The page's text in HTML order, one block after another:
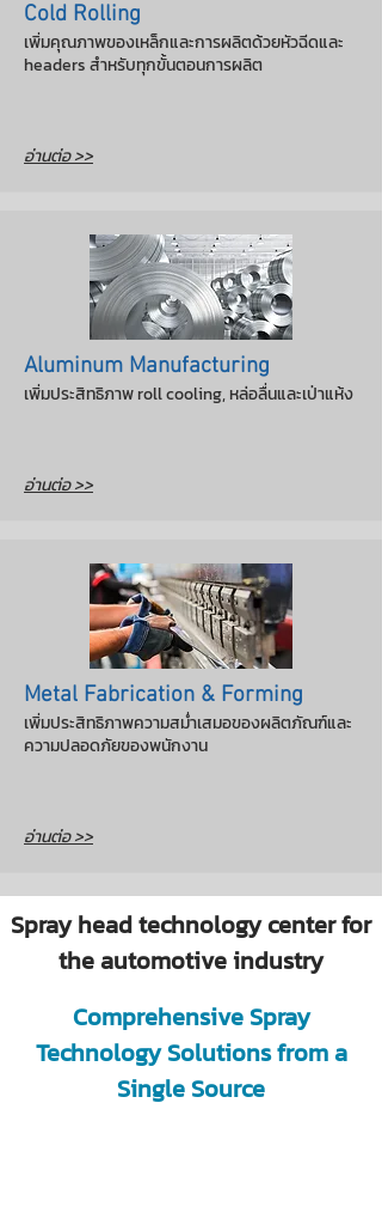
Cold Rolling
เพิ่มคุณภาพของเหล็กและการผลิตด้วยหัวฉีดและ
headers สำหรับทุกขั้นตอนการผลิต
อ่านต่อ >>
Aluminum Manufacturing
เพิ่มประสิทธิภาพ roll cooling, หล่อลื่นและเป่าแห้ง
อ่านต่อ>>
Metal Fabrication & Forming
เพิ่มประสิทธิภาพความสม่ำเสมอของผลิตภัณฑ์และ
ความปลอดภัยของพนักงาน
อ่านต่อ >>
Spray head technology center for
the automotive industry
Comprehensive Spray
Technology Solutions from a
Single Source